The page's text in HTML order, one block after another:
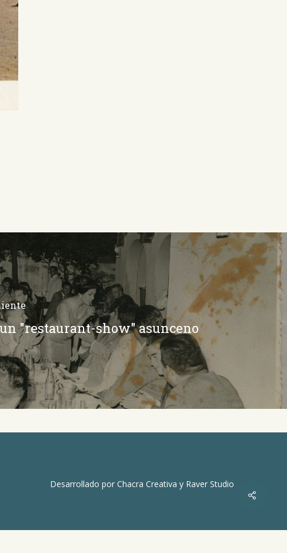
"restaurant-show" asunceno
Desarrollado por Chacra Creativa y Raver Studio